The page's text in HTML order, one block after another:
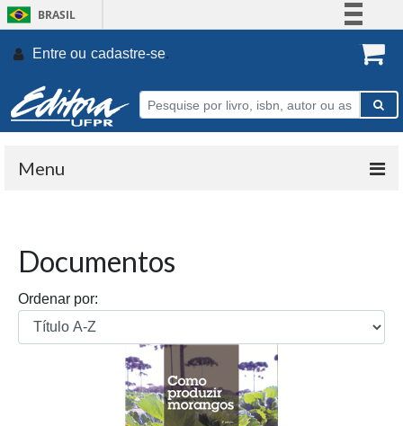
BRASIL
Participe
Entre ou cadastre-se.
Menu
Documentos
Ordenar por: